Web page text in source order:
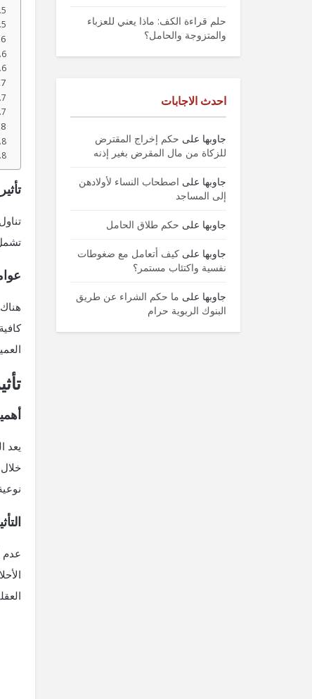
يعد
عدم
حلم قراءة الكف: ماذا يعني للعزباء
والمتزوجة والحامل؟
احدث الاجابات
جاوبها على حكم إخراج المقترض
للزكاة من مال المقرض بغير إذنه
جاوبها على اصطحاب النساء لأولادهن
إلى المساجد
جاوبها على حكم طلاق الحامل
جاوبها على كيف أتعامل مع ضغوطات
نفسية واكتئاب مستمر؟
جاوبها على ما حكم الشراء عن طريق
البنوك الربوية حرام